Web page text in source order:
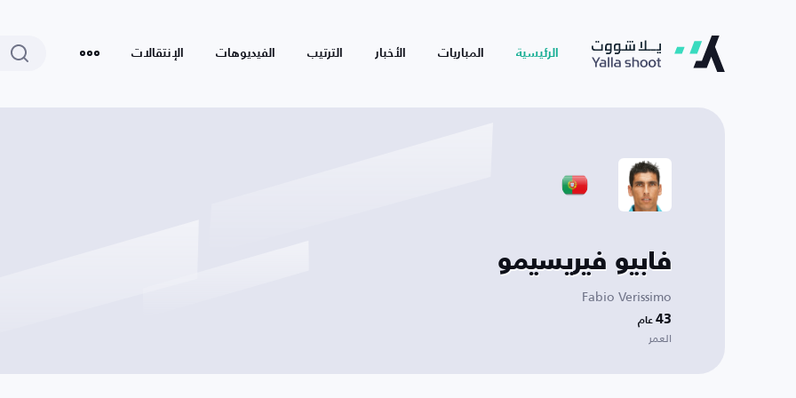
الرئيسية المباريات الأخبار الترتيب الفيديوهات الإنتقالات
فابيو فيريسيمو
Fabio Verissimo
43 عام
العمر